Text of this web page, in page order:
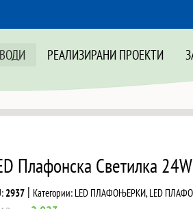
РЕАЛИЗИРАНИ ПРОЕКТИ
Плафонска Светилка
2937 | Категории: LED ПЛАФОЊЕРКИ,LED